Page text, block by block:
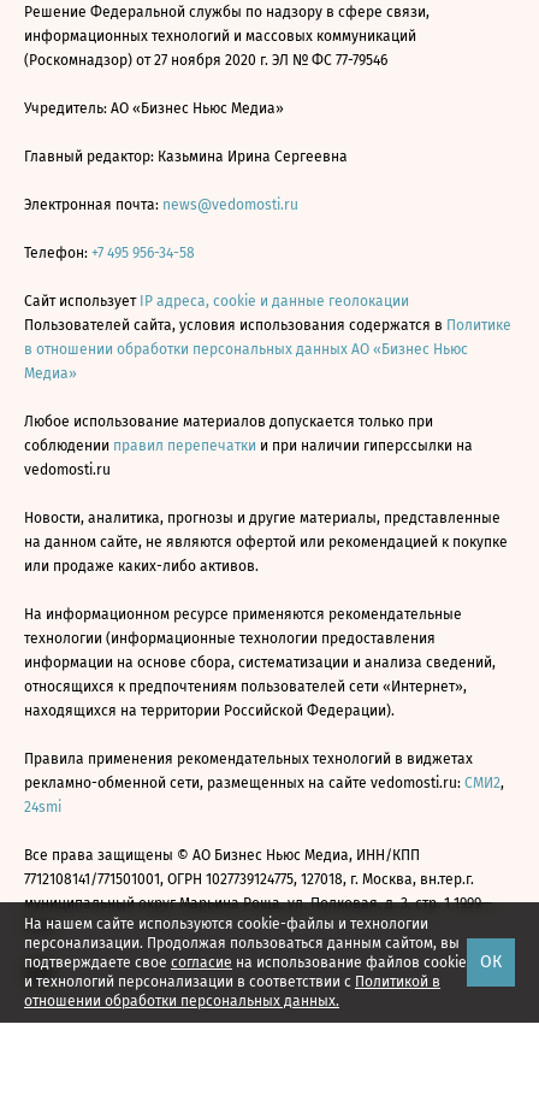
На нашем сайте используются cookie-файлы и технологии
персонализации. Продолжая пользоваться данным сайтом, вы
подтверждаете свое согласие на использование файлов cookie
и технологий персонализации в соответствии с Политикой в
отношении обработки персональных данных.
ОК
Решение Федеральной службы по надзору в сфере связи,
информационных технологий и массовых коммуникаций
(Роскомнадзор) от 27 ноября 2020 г. ЭЛ № ФС 77-79546
Учредитель: АО «Бизнес Ньюс Медиа»
Главный редактор: Казьмина Ирина Сергеевна
Электронная почта: news@vedomosti.ru
Телефон: +7 495 956-34-58
Сайт использует IP адреса, cookie и данные геолокации
Пользователей сайта, условия использования содержатся в Политике
в отношении обработки персональных данных АО «Бизнес Ньюс
Медиа»
Любое использование материалов допускается только при
соблюдении правил перепечатки и при наличии гиперссылки на
vedomosti.ru
Новости, аналитика, прогнозы и другие материалы, представленные
на данном сайте, не являются офертой или рекомендацией к покупке
или продаже каких-либо активов.
На информационном ресурсе применяются рекомендательные
технологии (информационные технологии предоставления
информации на основе сбора, систематизации и анализа сведений,
относящихся к предпочтениям пользователей сети «Интернет»,
находящихся на территории Российской Федерации).
Правила применения рекомендательных технологий в виджетах
рекламно-обменной сети, размещенных на сайте vedomosti.ru: СМИ2,
24smi
Все права защищены © АО Бизнес Ньюс Медиа, ИНН/КПП
7712108141/771501001, ОГРН 1027739124775, 127018, г. Москва, вн.тер.г.
муниципальный округ Марьина Роща, ул. Полковая, д. 3, стр. 1 1999—
2026